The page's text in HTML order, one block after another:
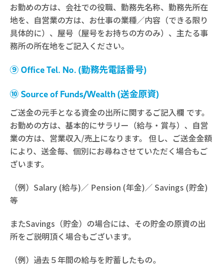
お勤めの方は、会社での役職、勤務先名称、勤務先所在
地を、自営業の方は、お仕事の業種／内容（できる限り
具体的に）、屋号（屋号をお持ちの方のみ）、主たる事
務所の所在地をご記入ください。
⑨ Office Tel. No. (勤務先電話番号)
⑩ Source of Funds/Wealth (送金原資)
ご送金の元手となる資金の出所に関するご記入欄 です。
お勤めの方は、基本的にサラリー（給与・賞与）、自営
業の方は、営業収入/売上になります。 但し、ご送金金額
により、送金毎、個別にお尋ねさせていただく場合もご
ざいます。
（例）Salary (給与)／ Pension (年金)／ Savings (貯金)
等
またSavings（貯金）の場合には、その貯金の原資の出
所をご説明頂く場合もございます。
（例）過去５年間の給与を貯蓄したもの。